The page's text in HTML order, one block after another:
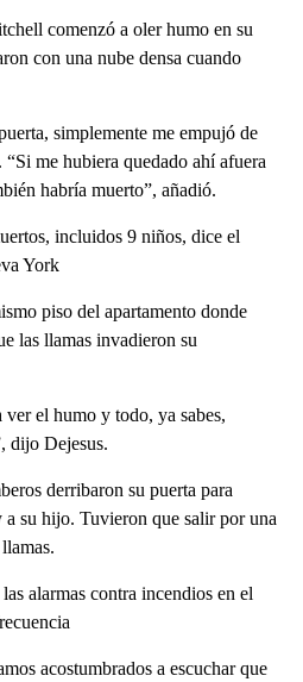
comenzó a oler humo en su
con una nube densa cuando
simplemente me empujó de
“Si me hubiera quedado ahí afuera
habría muerto”, añadió.
incluidos 9 niños, dice el
York
piso del apartamento donde
las llamas invadieron su
el humo y todo, ya sabes,
dijo Dejesus.
derribaron su puerta para
a su hijo. Tuvieron que salir por una
alarmas contra incendios en el
acostumbrados a escuchar que